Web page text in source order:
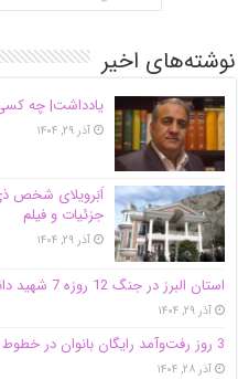
نوشته‌های اخیر
یادداشت| ‌چه
آذر ۲۹, ۱۴۰۴
اَبَر‌ویلای شخص
جزئیات و فیلم
آذر ۲۹, ۱۴۰۴
استان البرز در جنگ 12 روزه 7 شهید دانشجو تقدیم انقلاب کرد
آذر ۲۹, ۱۴۰۴
3 روز رفت‌وآمد رایگان بانوان در خطوط اتوبوسرانی شهری کرج
آذر ۲۸, ۱۴۰۴